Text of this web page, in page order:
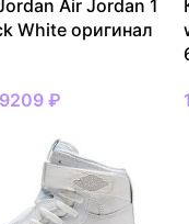
Air Jordan 1
White оригинал
₽